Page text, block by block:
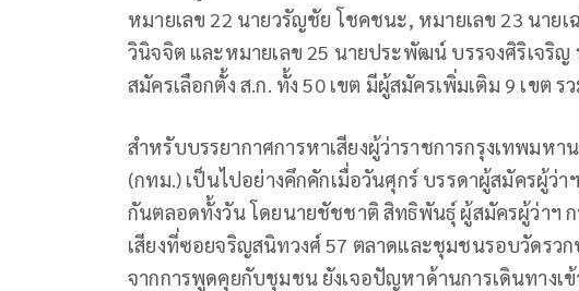
หมายเลข 22 นายวรัญชัย โชคชนะ, หมายเลข 23 นาย
วินิจจิต และหมายเลข 25 นายประพัฒน์ บรรจงศิริเจริ
สมัครเลือกตั้ง ส.ก. ทั้ง 50 เขต มีผู้สมัครเพิ่มเติม 9 เขต ร
สำหรับบรรยากาศการหาเสียงผู้ว่าราชการกรุงเทพมห
(กทม.) เป็นไปอย่างคึกคักเมื่อวันศุกร์ บรรดาผู้สมัครผู้ว่
กันตลอดทั้งวัน โดยนายชัชชาติ สิทธิพันธุ์ ผู้สมัครผู้ว่าฯ
เสียงที่ซอยจริญสนิทวงศ์ 57 ตลาดและชุมชนรอบวัดรว
จากการพูดคุยกับชุมชน ยังเจอปัญหาด้านการเดินทาง